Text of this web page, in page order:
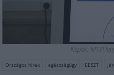
Képek: MTI/
Országos hírek egészségügy EESZT